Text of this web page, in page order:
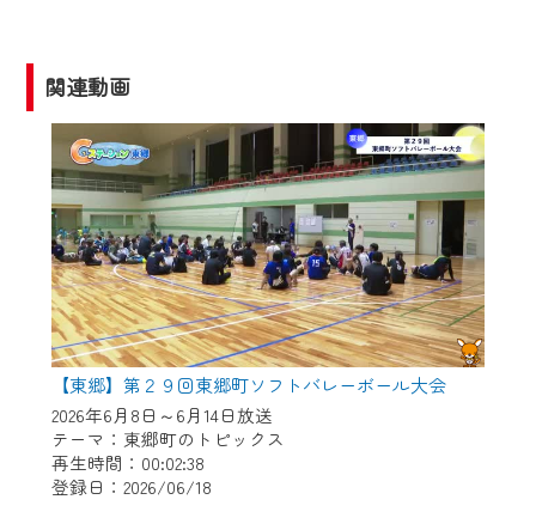
関連動画
【東郷】第２９回東郷町ソフトバレーボール大会
2026年6月8日～6月14日放送
テーマ：東郷町のトピックス
再生時間：00:02:38
登録日：2026/06/18
【ご注意】
2024年9月24日からはご加入者様へのサー
ビス向上のため、
『CCNet Web TV』を利用いただくには、
一部コンテンツを除き、
CCNetサービスへの加入と『CCNetマイ
ページ※』へのログインが必要となりま
す。
何卒、ご理解ご了承の程よろしくお願い
いたします。
※マイページへのログインには、MyIDが必
要となります。
※MyIDとは、CCNet Web TVを含むCCNetの
各種サービスをご利用頂くためのIDです。